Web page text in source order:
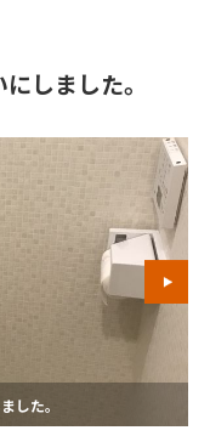
しました。
した。